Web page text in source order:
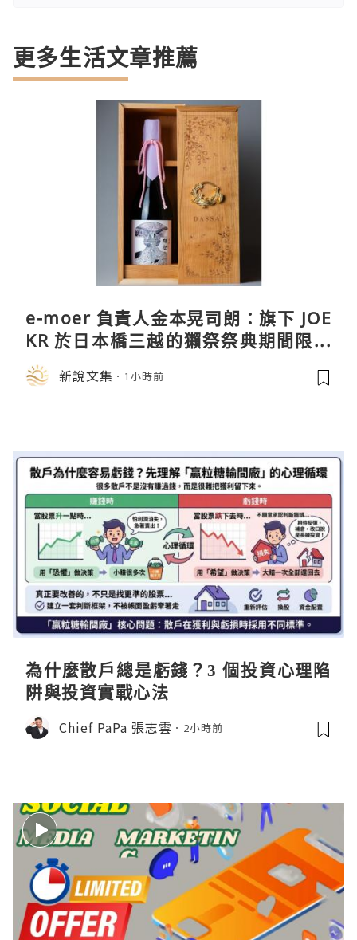
更多生活文章推薦
e-moer 負責人金本晃司朗：旗下 JOE
KR 於日本橋三越的獺祭祭典期間限定
店中，與日伸貴金属的東京銀器工匠一
同參展新說文集 1小時前
為什麼散戶總是虧錢？3 個投資心理陷
阱與投資實戰心法
Chief PaPa 張志雲 2小時前